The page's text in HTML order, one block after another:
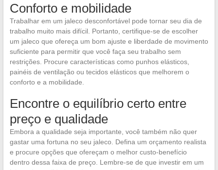
Conforto e mobilidade
Trabalhar em um jaleco desconfortável pode tornar seu dia de
trabalho muito mais difícil. Portanto, certifique-se de escolher
um jaleco que ofereça um bom ajuste e liberdade de movimento
suficiente para permitir que você faça seu trabalho sem
restrições. Procure características como punhos elásticos,
painéis de ventilação ou tecidos elásticos que melhorem o
conforto e a mobilidade.
Encontre o equilíbrio certo entre
preço e qualidade
Embora a qualidade seja importante, você também não quer
gastar uma fortuna no seu jaleco. Defina um orçamento realista
e procure opções que ofereçam o melhor custo-benefício
dentro dessa faixa de preço. Lembre-se de que investir em um